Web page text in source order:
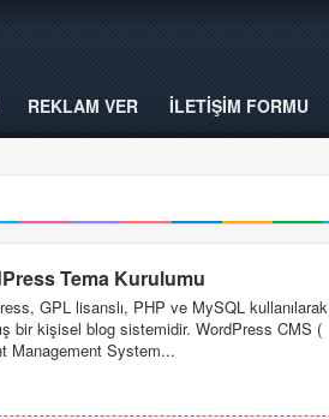
REKLAM VER İLETİŞİM FORMU
Tema Kurulumu
GPL lisanslı, PHP ve MySQL kullanılarak
bir kişisel blog sistemidir. WordPress CMS (
Management System...